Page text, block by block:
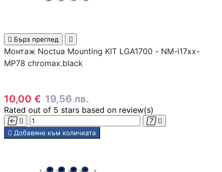
 Бърз преглед 
Монтаж Noctua Mounting KIT LGA1700 - NM-i17xx-
MP78 chromax.black
10,00 € 19,56 лв.
Rated out of 5 stars based on review(s)
   
 Добавяне към количката